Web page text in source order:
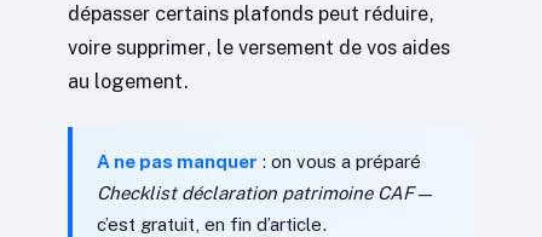
dépasser certains plafonds peut réduire,
voire supprimer, le versement de vos aides
au logement.
A ne pas manquer : on vous a préparé
Checklist déclaration patrimoine CAF—
c’est gratuit, en fin d’article.